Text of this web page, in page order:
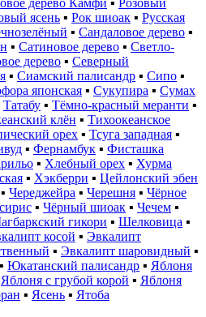
ясень ▪ Рок шиоак ▪ Русская
▪ Сандаловое дерево ▪
▪ Сатиновое дерево ▪ Светло-
дерево ▪ Северный
▪ Сиамский палисандр ▪ Сипо ▪
японская ▪ Сукупира ▪ Сумах
Татабу ▪ Тёмно-красный меранти ▪
клён ▪ Тихоокеанское
орех ▪ Тсуга западная ▪
▪ Фернамбук ▪ Фисташка
▪ Хлебный орех ▪ Хурма
▪ Хэкберри ▪ Цейлонский эбен
▪ Череджейра ▪ Черешня ▪ Чёрное
▪ Чёрный шиоак ▪ Чечем ▪
гикори ▪ Шелковица ▪
косой ▪ Эвкалипт
▪ Эвкалипт шаровидный ▪
▪ Юкатанский палисандр ▪ Яблоня
Яблоня с грубой корой ▪ Яблоня
▪ Ясень ▪ Ятоба